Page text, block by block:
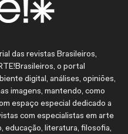
das revistas Brasileiros,
o portal
digital, análises, opiniões,
imagens, mantendo, como
espaço especial dedicado a
com especialistas em arte
educação, literatura, filosofia,